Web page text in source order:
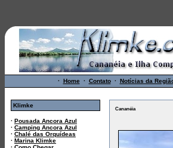
· Home· Contato· Notícias da
Klimke
· Pousada Ancora Azul
· Camping Ancora Azul
· Chalé das Orquídeas
· Marina Klimke
Cananéia